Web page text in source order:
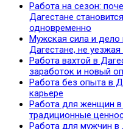
Работа на сезон:
Дагестане
одновременно
Мужская сила и дело
Дагестане, не
Работа вахтой в
заработок и новый
Работа без опыта в
карьере
Работа для женщин
традиционные
Работа для мужчин в